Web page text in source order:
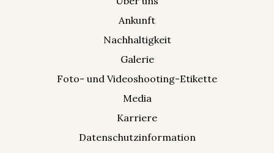
Informationen zur Verarbeitung Ihrer Daten finden Sie in der
Datenschutzinformation
Ankunft
Nachhaltigkeit
Galerie
Foto- und Videoshooting-Etikette
Media
Karriere
Datenschutzinformation